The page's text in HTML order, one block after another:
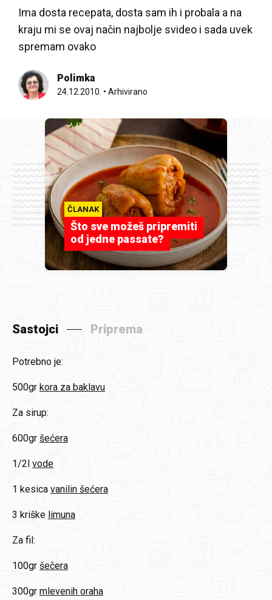
Ima dosta recepata, dosta sam ih i probala a na
kraju mi se ovaj način najbolje svideo i sada uvek
spremam ovako
Polimka
24.12.2010. • Arhivirano
ČLANAK
Što sve možeš pripremiti
od jedne passate?
Sastojci Priprema
Potrebno je:
500gr kora za baklavu
Za sirup:
600gr šećera
1/2l vode
1 kesica vanilin šećera
3 kriške limuna
Za fil:
100gr šečera
300gr mlevenih oraha